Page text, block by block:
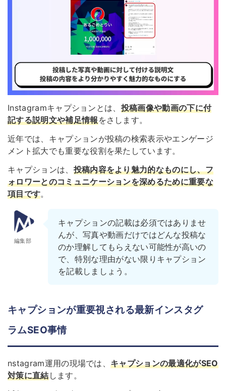
Instagramキャプションとは、 投稿画像や動画の下に付
記する説明文や補足情報をさします。
近年では、キャプションが投稿の検索表示やエンゲージ
メント拡大でも重要な役割を果たしています。
キャプションは、 投稿内容をより魅力的なものにし、フ
ォロワーとのコミュニケーションを深めるために重要な
項目です。
編集部
キャプションの記載は必須ではありませ
んが、写真や動画だけではどんな投稿な
のか理解してもらえない可能性が高いの
で、特別な理由がない限りキャプション
を記載しましょう。
キャプションが重要視される最新インスタグ
ラムSEO事情
nstagram運用の現場では、キャプションの最適化がSEO
対策に直結します。